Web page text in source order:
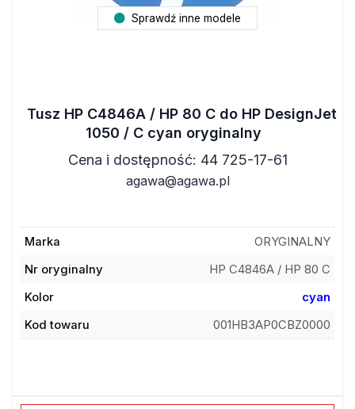
Sprawdź inne modele
Tusz HP C4846A / HP 80 C do HP DesignJet
1050 / C cyan oryginalny
Cena i dostępność: 44 725-17-61
agawa@agawa.pl
Marka
ORYGINALNY
Nr oryginalny
HP C4846A / HP 80 C
Kolor
cyan
Kod towaru
001HB3AP0CBZ0000